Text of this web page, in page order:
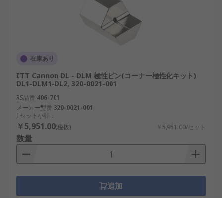
在庫あり
ITT Cannon DL - DLM 極性ピン(コーナー極性化キット)
DL1-DLM1-DL2, 320-0021-001
RS品番 406-701
メーカー型番 320-0021-001
1セット小計：
￥5,951.00(税抜) ￥5,951.00/セット
数量
追加